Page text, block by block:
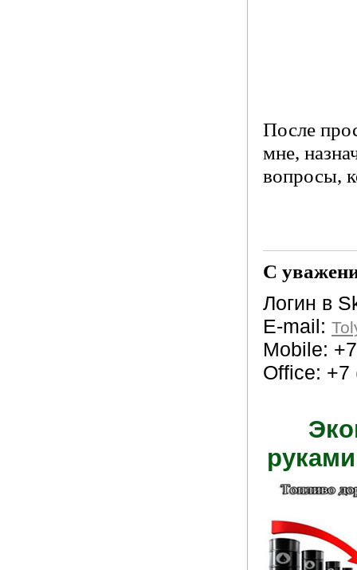
После
мне,
вопросы,
С
Логин в
Е-mail:
Mobile:
Office: +7